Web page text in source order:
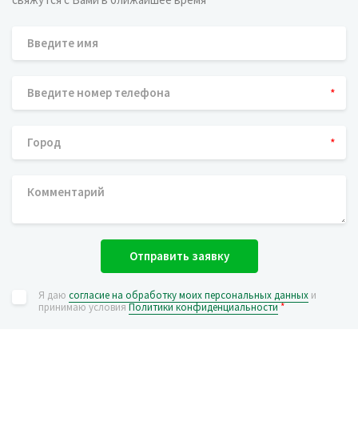
*
*
Отправить заявку
Я даю согласие на обработку моих персональных данных и
принимаю условияПолитики конфиденциальности*